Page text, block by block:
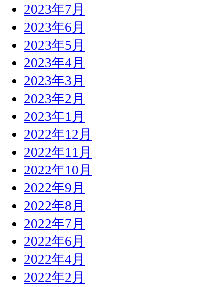
2023年7月
2023年6月
2023年5月
2023年4月
2023年3月
2023年2月
2023年1月
2022年12月
2022年11月
2022年10月
2022年9月
2022年8月
2022年7月
2022年6月
2022年4月
2022年2月